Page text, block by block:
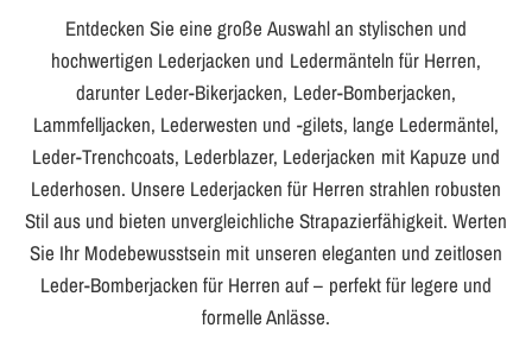
Entdecken Sie eine große Auswahl an stylischen und
hochwertigen Lederjacken und Ledermänteln für Herren,
darunter Leder-Bikerjacken, Leder-Bomberjacken,
Lammfelljacken, Lederwesten und -gilets, lange Ledermäntel,
Leder-Trenchcoats, Lederblazer, Lederjacken mit Kapuze und
Lederhosen. Unsere Lederjacken für Herren strahlen robusten
Stil aus und bieten unvergleichliche Strapazierfähigkeit. Werten
Sie Ihr Modebewusstsein mit unseren eleganten und zeitlosen
Leder-Bomberjacken für Herren auf – perfekt für legere und
formelle Anlässe.